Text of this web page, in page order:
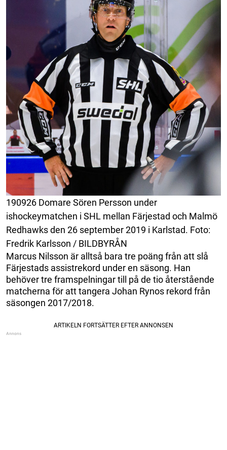
190926 Domare Sören Persson under
ishockeymatchen i SHL mellan Färjestad och Malmö
Redhawks den 26 september 2019 i Karlstad. Foto:
Fredrik Karlsson / BILDBYRÅN
Marcus Nilsson är alltså bara tre poäng från att slå
Färjestads assistrekord under en säsong. Han
behöver tre framspelningar till på de tio återstående
matcherna för att tangera Johan Rynos rekord från
säsongen 2017/2018.